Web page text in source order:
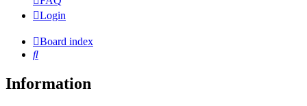
Login
Board index
Search
Information